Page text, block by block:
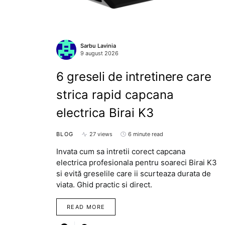
Sarbu Lavinia
9 august 2026
6 greseli de intretinere care
strica rapid capcana
electrica Birai K3
BLOG 27 views 6 minute read
Invata cum sa intretii corect capcana
electrica profesionala pentru soareci Birai K3
si evită greselile care ii scurteaza durata de
viata. Ghid practic si direct.
READ MORE